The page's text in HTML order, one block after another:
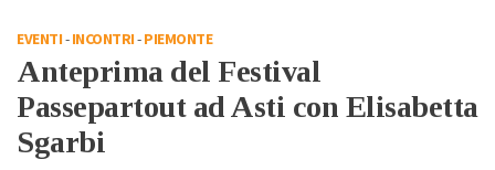
EVENTI-INCONTRI-PIEMONTE
Anteprima del Festival
Passepartout ad Asti con Elisabetta
Sgarbi